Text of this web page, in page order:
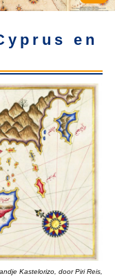
en
Kastelorizo, door Piri Reis,